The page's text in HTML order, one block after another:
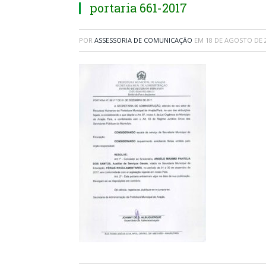
portaria 661-2017
POR ASSESSORIA DE COMUNICAÇÃO EM 18 DE AGOSTO DE